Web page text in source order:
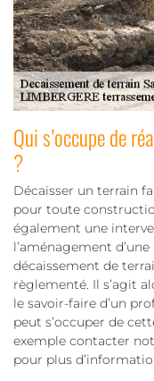
Qui s’occupe de
?
Décaisser un terrain
pour toute
également une
l’aménagement
décaissement de
règlementé. Il s’agit
le savoir-faire d’un
peut s’occuper de
exemple contacter
pour plus